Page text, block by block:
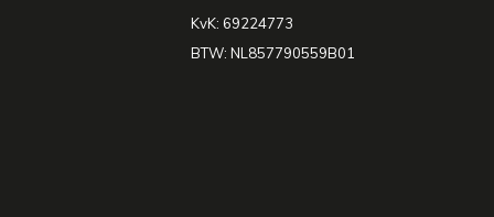
KvK: 69224773
BTW: NL857790559B01